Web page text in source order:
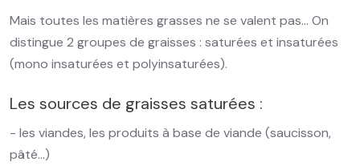
Mais toutes les matières grasses ne se valent pas… On
distingue 2 groupes de graisses : saturées et insaturées
(mono insaturées et polyinsaturées).
Les sources de graisses saturées :
- les viandes, les produits à base de viande (saucisson,
pâté…)